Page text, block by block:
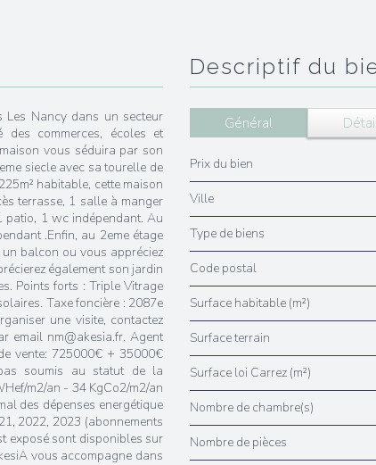
Les Nancy dans un secteur
commerces, écoles et
vous séduira par son
siecle avec sa tourelle de
habitable, cette maison
terrasse, 1 salle à manger
patio, 1 wc indépendant. Au
.Enfin, au 2eme étage
balcon ou vous appréciez
également son jardin
Points forts : Triple Vitrage
Taxe foncière : 2087e
une visite, contactez
email nm@akesia.fr. Agent
vente: 725000€ + 35000€
soumis au statut de la
m2/an - 34 KgCo2/m2/an
des dépenses energétique
2022, 2023 (abonnements
exposé sont disponibles sur
vous accompagne dans
descriptif du
Général
Prix du bien
Ville
Type de biens
Code postal
Surface habitable (m²)
surface terrain
Surface loi Carrez (m²)
Nombre de chambre(s)
Nombre de pièces